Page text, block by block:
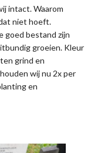
intact. Waarom
niet hoeft.
goed bestand zijn
groeien. Kleur
grind en
wij nu 2x per
en